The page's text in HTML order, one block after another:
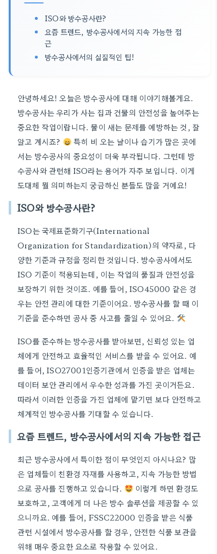
ISO와 방수공사란?
요즘 트렌드, 방수공사에서의 지속 가능한 접
근
방수공사에서의 실질적인 팁!
안녕하세요! 오늘은 방수공사에 대해 이야기해볼게요.
방수공사는 우리가 사는 집과 건물의 안전성을 높여주는
중요한 작업이랍니다. 물이 새는 문제를 예방하는 것, 잘
알고 계시죠?
특히 비 오는 날이나 습기가 많은 곳에
서는 방수공사의 중요성이 더욱 부각됩니다. 그런데 방
수공사와 관련해 ISO라는 용어가 자주 보입니다. 이게
도대체 뭘 의미하는지 궁금하신 분들도 많을 거예요!
ISO와 방수공사란?
ISO는 국제표준화기구(International
Organization for Standardization)의 약자로, 다
양한 기준과 규정을 정리한 것입니다. 방수공사에서도
ISO 기준이 적용되는데, 이는 작업의 품질과 안전성을
보장하기 위한 것이죠. 예를 들어, ISO45000 같은 경
우는 안전 관리에 대한 기준이어요. 방수공사를 할 때 이
기준을 준수하면 공사 중 사고를 줄일 수 있어요.
ISO를 준수하는 방수공사를 받아보면, 신뢰성 있는 업
체에게 안전하고 효율적인 서비스를 받을 수 있어요. 예
를 들어, ISO27001인증기관에서 인증을 받은 업체는
데이터 보안 관리에서 우수한 성과를 가진 곳이거든요.
따라서 이러한 인증을 가진 업체에 맡기면 보다 안전하고
체계적인 방수공사를 기대할 수 있습니다.
요즘 트렌드, 방수공사에서의 지속 가능한 접근
최근 방수공사에서 특이한 점이 무엇인지 아시나요? 많
은 업체들이 친환경 자재를 사용하고, 지속 가능한 방법
으로 공사를 진행하고 있습니다.
이렇게 하면 환경도
보호하고, 고객에게 더 나은 방수 솔루션을 제공할 수 있
으니까요. 예를 들어, FSSC22000 인증을 받은 식품
관련 시설에서 방수공사를 할 경우, 안전한 식품 보관을
위해 매우 중요한 요소로 작용할 수 있어요.